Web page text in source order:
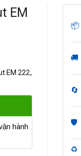
EM
EM 222,
hành
📦
🚚
🔄
🛡️
♻️